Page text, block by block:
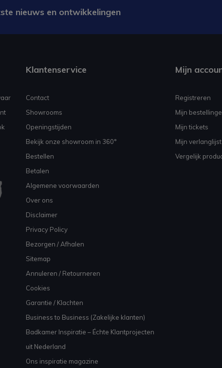
nieuws en ontwikkelingen
Klantenservice
Contact
Showrooms
Openingstijden
Bekijk onze showroom in 360°
Bestellen
Betalen
Algemene voorwaarden
Over ons
Disclaimer
Privacy Policy
Bezorgen / Afhalen
Sitemap
Annuleren / Retourneren
Cookies
Garantie / Klachten
Business to Business (Zakelijke klanten)
Badkamer Inspiratie – Échte Klantprojecten
uit Nederland
Ons inspiratie magazine
Mijn
Registreren
Mijn
Mijn tickets
Mijn verlanglijst
Vergelijk